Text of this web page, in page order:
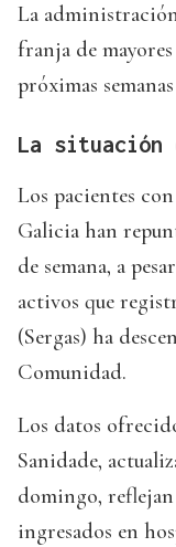
La
franja de
próximas
La situación
Los pacientes
Galicia han
de semana, a
activos que
(Sergas) ha
Comunidad.
Los datos
Sanidade,
domingo, reflejan
ingresados en